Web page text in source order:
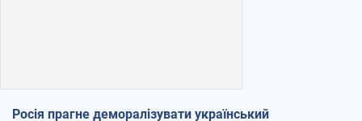
Росія прагне деморалізувати український